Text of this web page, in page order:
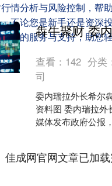
情分析与风险控制，帮
不论您是新手还是资深
业的服务与支持，助您
查看： 142 分类
司
委内瑞拉外长希尔
资料图 委内瑞拉外
媒体发布政府公报
佳成网官网文章已加